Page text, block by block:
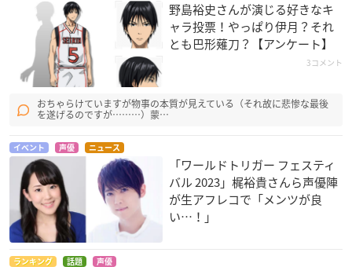
石垣光太郎
豪炎寺修也
野島裕史さんが演じる好きなキ
ャラ投票！やっぱり伊月？それ
とも巴形薙刀？【アンケート】
3コメント
おちゃらけていますが物事の本質が見えている（それ故に悲惨な最後
を遂げるのですが………）蒙…
イベント 声優 ニュース
「ワールドトリガー フェスティ
バル 2023」梶裕貴さんら声優陣
が生アフレコで「メンツが良
い…！」
ランキング 話題 声優